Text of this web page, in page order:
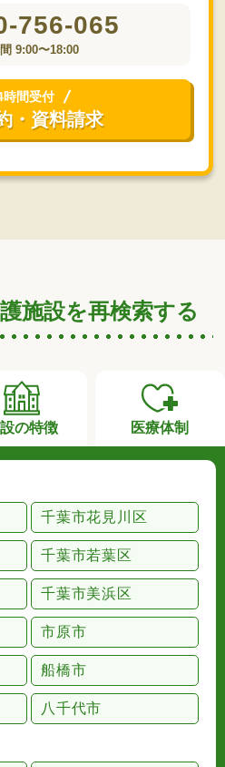
756-065
9:00〜18:00
時間受付
・資料請求
施設を再検索する
の特徴 医療体制
千葉市花見川区
千葉市若葉区
千葉市美浜区
市原市
船橋市
八千代市